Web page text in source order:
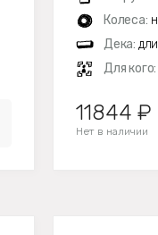
Колеса:
Дека:
Для кого:
11844 ₽
Нет в наличии